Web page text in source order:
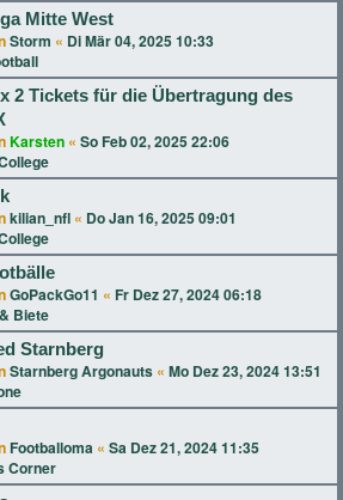
Mitte West
Storm « Di Mär 04, 2025 10:33
2 Tickets für die Übertragung des
Karsten « So Feb 02, 2025 22:06
kilian_nfl « Do Jan 16, 2025 09:01
GoPackGo11 « Fr Dez 27, 2024 06:18
Biete
Starnberg
Starnberg Argonauts « Mo Dez 23, 2024 13:51
Footballoma « Sa Dez 21, 2024 11:35
Corner